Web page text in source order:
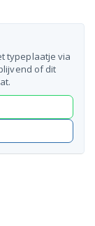
typeplaatje via
of dit